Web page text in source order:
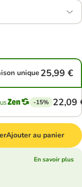
unique 25,99 €
-15% 22,09
Ajouter au panier
En savoir plus